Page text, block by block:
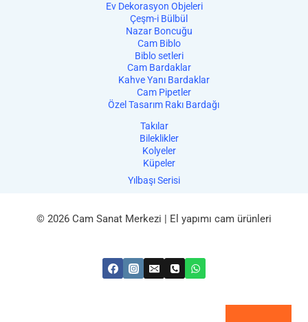
Ev Dekorasyon Objeleri
Çeşm-i Bülbül
Nazar Boncuğu
Cam Biblo
Biblo setleri
Cam Bardaklar
Kahve Yanı Bardaklar
Cam Pipetler
Özel Tasarım Rakı Bardağı
Takılar
Bileklikler
Kolyeler
Küpeler
Yılbaşı Serisi
© 2026 Cam Sanat Merkezi | El yapımı cam ürünleri